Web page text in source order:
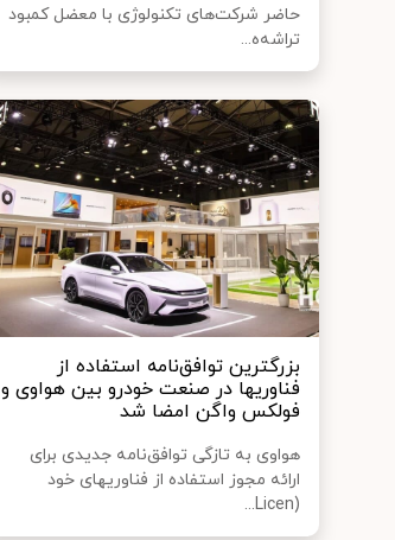
حاضر شرکت‌های تکنولوژی با معضل کمبود
تراشه‌ه...
بزرگترین توافق‌نامه استفاده از
فناوری‎ها در صنعت خودرو بین هواوی و
فولکس واگن امضا شد
هواوی به تازگی توافق‌نامه جدیدی برای
ارائه مجوز استفاده از فناوری‎های خود
(Licen...